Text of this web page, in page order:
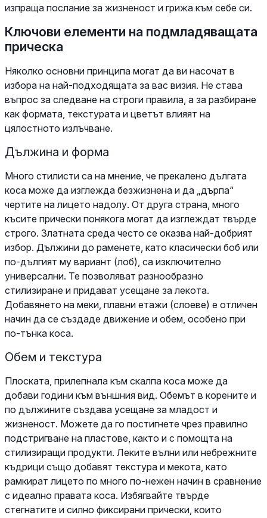
изпраща послание за жизненост и грижа към себе си.
Ключови елементи на подмладяващата
прическа
Няколко основни принципа могат да ви насочат в
избора на най-подходящата за вас визия. Не става
въпрос за следване на строги правила, а за разбиране
как формата, текстурата и цветът влияят на
цялостното излъчване.
Дължина и форма
Много стилисти са на мнение, че прекалено дългата
коса може да изглежда безжизнена и да „дърпа“
чертите на лицето надолу. От друга страна, много
късите прически понякога могат да изглеждат твърде
строго. Златната среда често се оказва най-добрият
избор. Дължини до раменете, като класически боб или
по-дългият му вариант (лоб), са изключително
универсални. Те позволяват разнообразно
стилизиране и придават усещане за лекота.
Добавянето на меки, плавни етажи (слоеве) е отличен
начин да се създаде движение и обем, особено при
по-тънка коса.
Обем и текстура
Плоската, прилепнала към скалпа коса може да
добави години към външния вид. Обемът в корените и
по дължините създава усещане за младост и
жизненост. Можете да го постигнете чрез правилно
подстригване на пластове, както и с помощта на
стилизиращи продукти. Леките вълни или небрежните
къдрици също добавят текстура и мекота, като
рамкират лицето по много по-нежен начин в сравнение
с идеално правата коса. Избягвайте твърде
стегнатите и силно фиксирани прически, които